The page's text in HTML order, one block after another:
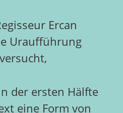
Ercan
Uraufführung
der ersten Hälfte
eine Form von